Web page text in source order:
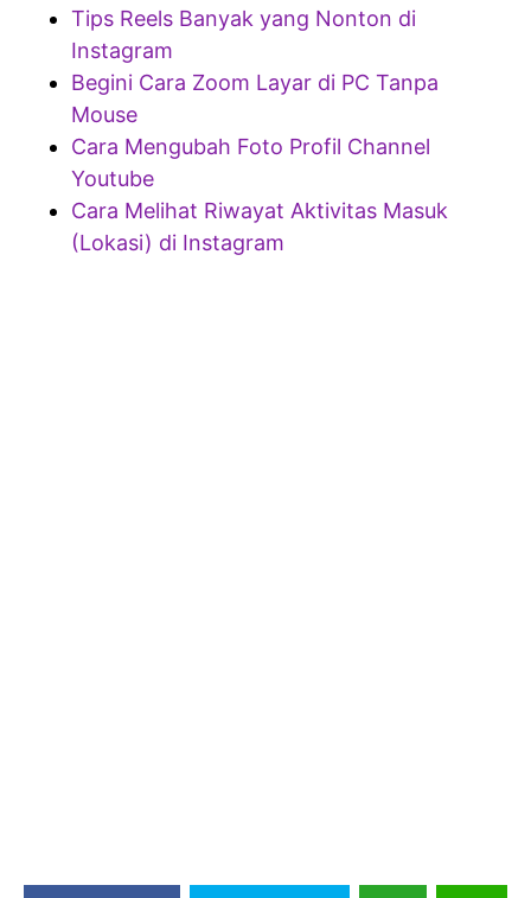
Tips Reels Banyak yang Nonton di
Instagram
Begini Cara Zoom Layar di PC Tanpa
Mouse
Cara Mengubah Foto Profil Channel
Youtube
Cara Melihat Riwayat Aktivitas Masuk
(Lokasi) di Instagram